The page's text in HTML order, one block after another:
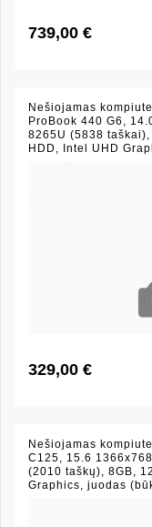
739,00 €
Nešiojamas
ProBook 440 G6,
8265U (5838 taškai),
HDD, Intel UHD
329,00 €
Nešiojamas
C125, 15.6
(2010 taškų), 8GB,
Graphics, juodas